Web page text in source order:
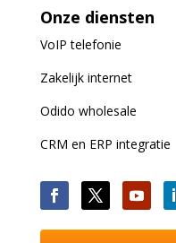
Onze diensten
VoIPtelefonie
Zakelijk internet
Odido wholesale
CRM en ERP integratie